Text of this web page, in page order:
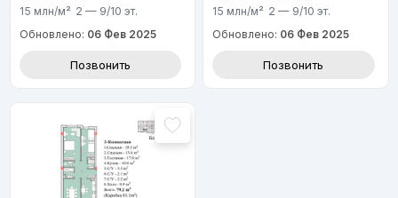
15 млн/м² 2 — 9/10 эт.
Обновлено: 06 Фев 2025
Позвонить
15 млн/м² 2 — 9/10 эт.
Обновлено: 06 Фев 2025
Позвонить